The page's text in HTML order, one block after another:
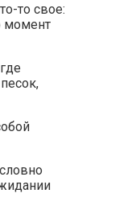
то свое:
момент